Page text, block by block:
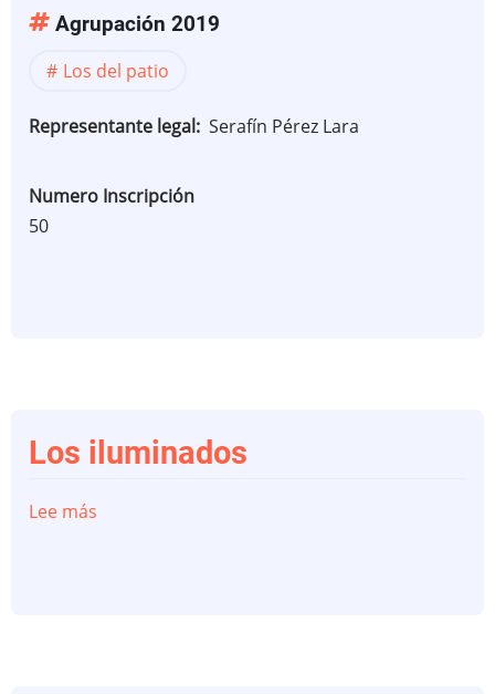
Agrupación 2019
Los del patio
Representante legal Serafín Pérez Lara
Numero Inscripción
50
Los iluminados
Lee más